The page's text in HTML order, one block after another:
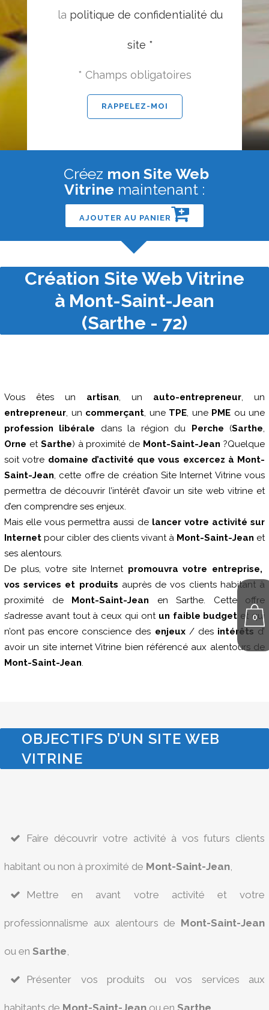
0
la politique de confidentialité du
site *
* Champs obligatoires
Créez mon Site Web
Vitrine maintenant :
AJOUTER AU PANIER
Création Site Web Vitrine
à Mont-Saint-Jean
(Sarthe - 72)
Vous êtes un artisan, un auto-entrepreneur, un
entrepreneur, un commerçant, une TPE, une PME ou une
profession libérale dans la région du Perche (Sarthe,
Orne et Sarthe) à proximité de Mont-Saint-Jean ?Quelque
soit votre domaine d’activité que vous excercez à Mont-
Saint-Jean, cette offre de création Site Internet Vitrine vous
permettra de découvrir l’intérêt d’avoir un site web vitrine et
d’en comprendre ses enjeux.
Mais elle vous permettra aussi de lancer votre activité sur
Internet pour cibler des clients vivant à Mont-Saint-Jean et
ses alentours.
De plus, votre site Internet promouvra votre entreprise,
vos services et produits auprès de vos clients habitant à
proximité de Mont-Saint-Jean en Sarthe. Cette offre
s’adresse avant tout à ceux qui ont un faible budget et qui
n’ont pas encore conscience des enjeux/ des intérêts d’
avoir un site internet Vitrine bien référencé aux alentours de
Mont-Saint-Jean.
OBJECTIFS D’UN SITE WEB
VITRINE
Faire découvrir votre activité à vos futurs clients
habitant ou non à proximité de Mont-Saint-Jean,
Mettre en avant votre activité et votre
professionnalisme aux alentours de Mont-Saint-Jean
ou en Sarthe,
Présenter vos produits ou vos services aux
habitants de Mont-Saint-Jean ou en Sarthe